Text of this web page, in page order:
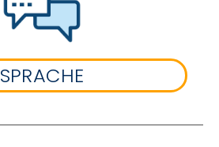
SPRACHE